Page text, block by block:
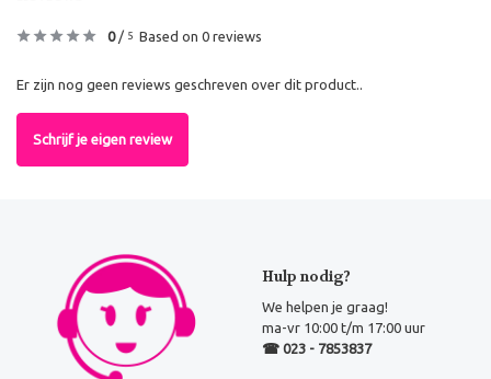
0/ 5 Based on 0 reviews
Er zijn nog geen reviews geschreven over dit product..
Schrijf je eigen review
Hulp nodig?
We helpen je graag!
ma-vr 10:00 t/m 17:00 uur
☎ 023 - 7853837